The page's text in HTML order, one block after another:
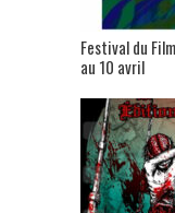
Festival du
au 10 avril